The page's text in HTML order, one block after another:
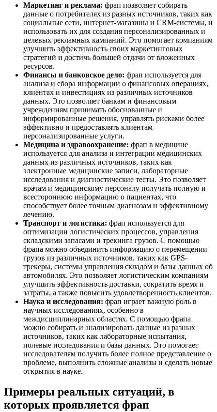
Маркетинг и реклама: фрап позволяет собирать
данные о потребителях из разных источников, таких как
социальные сети, интернет-магазины и CRM-системы, и
использовать их для создания персонализированных и
целевых рекламных кампаний. Это помогает компаниям
улучшить эффективность своих маркетинговых
стратегий и достичь большей отдачи от вложенных
ресурсов.
Финансы и банковское дело: фрап используется для
анализа и сбора информации о финансовых операциях,
клиентах и инвестициях из различных источников
данных. Это позволяет банкам и финансовым
учреждениям принимать обоснованные и
информированные решения, управлять рисками более
эффективно и предоставлять клиентам
персонализированные услуги.
Медицина и здравоохранение: фрап в медицине
используется для анализа и интеграции медицинских
данных из различных источников, таких как
электронные медицинские записи, лабораторные
исследования и диагностические тесты. Это позволяет
врачам и медицинскому персоналу получать полную и
всестороннюю информацию о пациентах, что
способствует более точным диагнозам и эффективному
лечению.
Транспорт и логистика: фрап используется для
оптимизации логистических процессов, управления
складскими запасами и трекинга грузов. С помощью
фрапа можно объединить информацию о перемещении
грузов из различных источников, таких как GPS-
трекеры, системы управления складом и базы данных об
автомобилях. Это позволяет логистическим компаниям
улучшить эффективность доставки, сократить время и
затраты, а также повысить удовлетворенность клиентов.
Наука и исследования: фрап играет важную роль в
научных исследованиях, особенно в
междисциплинарных областях. С помощью фрапа
можно собирать и анализировать данные из разных
источников, таких как лабораторные испытания,
полевые исследования и базы данных. Это помогает
исследователям получить более полное представление о
проблеме, выполнить сложные анализы и сделать новые
открытия в науке.
Примеры реальных ситуаций, в
которых проявляется фрап